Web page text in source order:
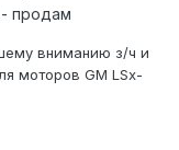
продам
вниманию з/ч и
моторов GM LSx-
себе под